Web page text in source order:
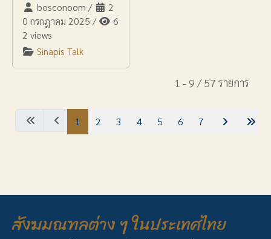
bosconoom /
2
0 กรกฎาคม 2025 /
6
2 views
Sinapis Talk
1 - 9 / 57 รายการ
1 2 3 4 5 6 7
สังฆมณฑลต่าง ๆ ในประเทศไทย